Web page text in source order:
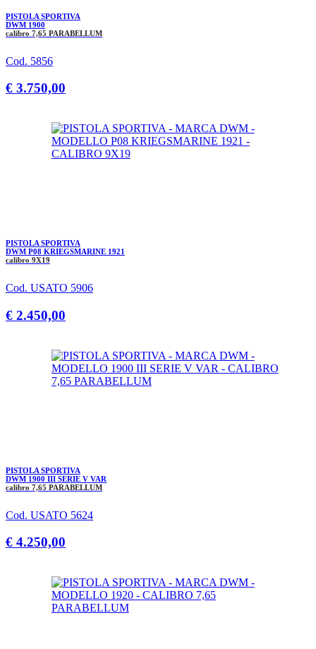
PISTOLA SPORTIVA
DWM 1900
calibro 7,65 PARABELLUM
Cod. 5856
€ 3.750,00
PISTOLA SPORTIVA
DWM P08 KRIEGSMARINE 1921
calibro 9X19
Cod. USATO 5906
€ 2.450,00
PISTOLA SPORTIVA
DWM 1900 III SERIE V VAR
calibro 7,65 PARABELLUM
Cod. USATO 5624
€ 4.250,00